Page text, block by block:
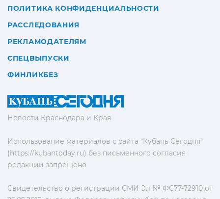
Новости Краснодара и Края
Использование материалов с сайта "Кубань Сегодня"
(https://kubantoday.ru) без письменного согласия
редакции запрещено
Свидетельство о регистрации СМИ Эл № ФС77-72910 от
ПОЛИТИКА КОНФИДЕНЦИАЛЬНОСТИ
РАССЛЕДОВАНИЯ
РЕКЛАМОДАТЕЛЯМ
СПЕЦВЫПУСКИ
ФИНЛИКБЕЗ